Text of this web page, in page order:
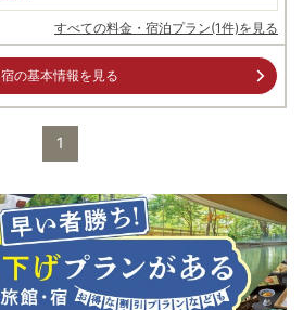
すべての料金・宿泊プラン(1件)を見る
宿の基本情報を見る
1